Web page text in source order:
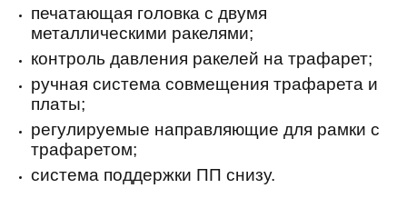
печатающая головка с двумя
металлическими ракелями;
контроль давления ракелей на трафарет;
ручная система совмещения трафарета и
платы;
регулируемые направляющие для рамки с
трафаретом;
система поддержки ПП снизу.